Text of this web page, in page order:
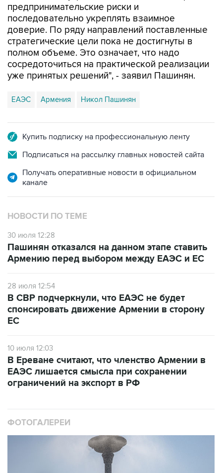
предпринимательские риски и
последовательно укреплять взаимное
доверие. По ряду направлений поставленные
стратегические цели пока не достигнуты в
полном объеме. Это означает, что надо
сосредоточиться на практической реализации
уже принятых решений", - заявил Пашинян.
ЕАЭС Армения Никол Пашинян
Купить подписку на профессиональную ленту
Подписаться на рассылку главных новостей сайта
Получать оперативные новости в официальном
канале
НОВОСТИ ПО ТЕМЕ
30 июля 12:28
Пашинян отказался на данном этапе ставить
Армению перед выбором между ЕАЭС и ЕС
28 июля 12:54
В СВР подчеркнули, что ЕАЭС не будет
спонсировать движение Армении в сторону
ЕС
10 июля 12:03
В Ереване считают, что членство Армении в
ЕАЭС лишается смысла при сохранении
ограничений на экспорт в РФ
ФОТОГАЛЕРЕИ